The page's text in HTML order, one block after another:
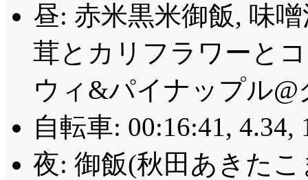
昼: 赤米黒米御飯, 味
茸とカリフラワーと
ウィ&パイナップル@
自転車: 00:16:41, 4.34,
夜: 御飯(秋田あきた